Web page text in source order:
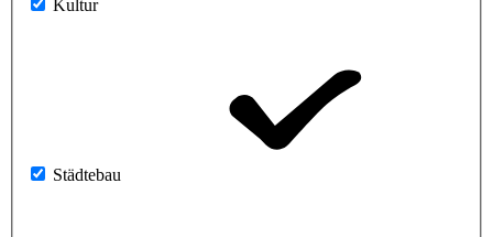
Kultur
Städtebau